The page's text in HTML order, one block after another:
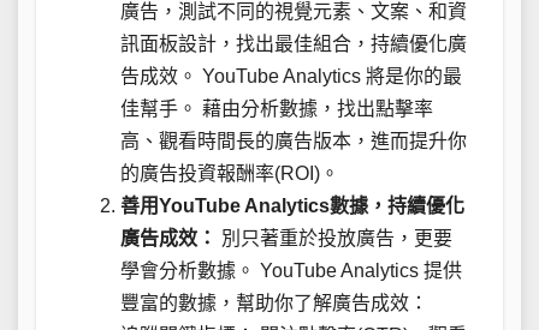
廣告，測試不同的視覺元素、文案、和資
訊面板設計，找出最佳組合，持續優化廣
告成效。 YouTube Analytics 將是你的最
佳幫手。 藉由分析數據，找出點擊率
高、觀看時間長的廣告版本，進而提升你
的廣告投資報酬率(ROI)。
善用YouTube Analytics數據，持續優化
廣告成效：
別只著重於投放廣告，更要
學會分析數據。 YouTube Analytics 提供
豐富的數據，幫助你了解廣告成效：